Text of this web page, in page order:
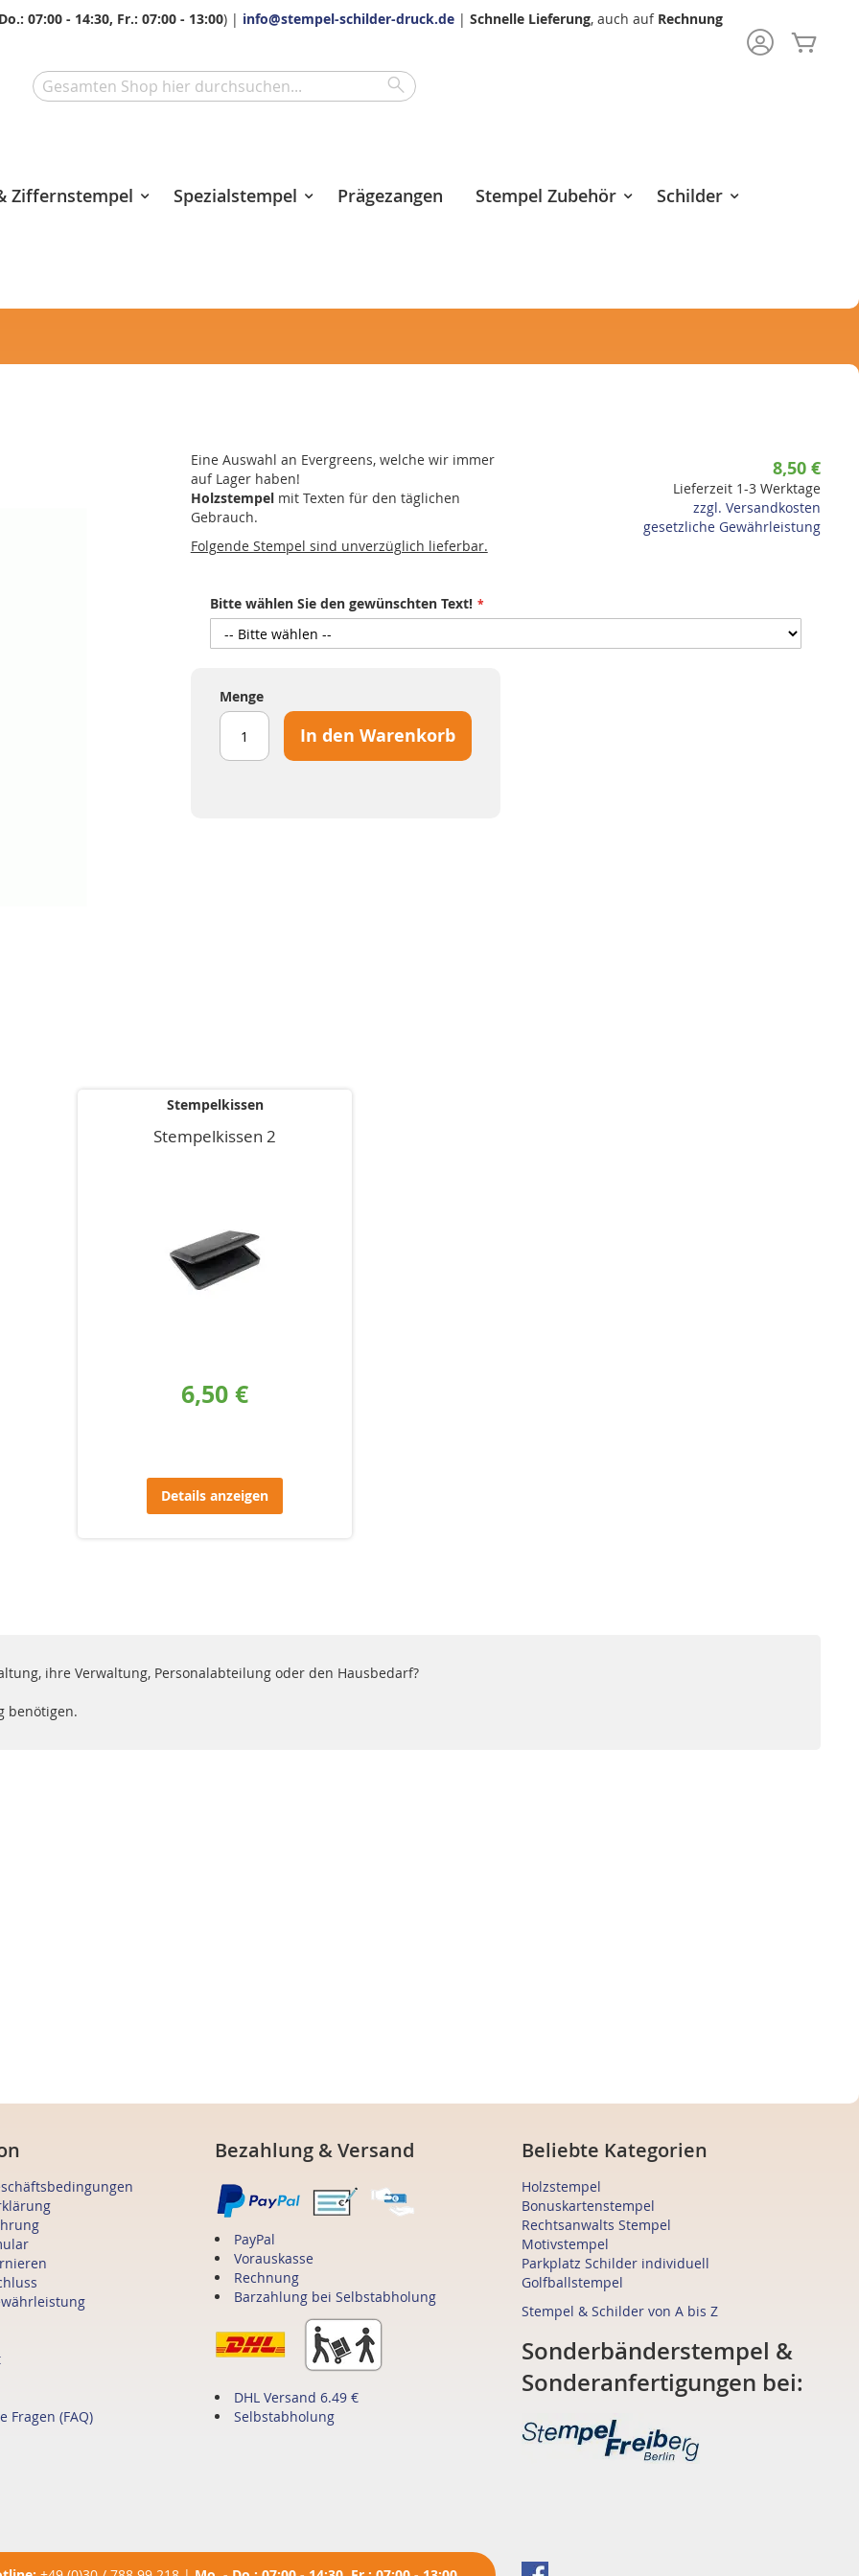
07:00 - 14:30, Fr.: 07:00 - 13:00) | info@stempel-schilder-druck.de | Schnelle Lieferung, auch auf Rechnung
Search
Ziffernstempel Spezialstempel Prägezangen Stempel Zubehör Schilder
8,50 €
Lieferzeit 1-3 Werktage
zzgl. Versandkosten
gesetzliche Gewährleistung
Eine Auswahl an Evergreens, welche wir immer
auf Lager haben!
Holzstempelmit Texten für den täglichen
Gebrauch.
Folgende Stempel sind unverzüglich lieferbar.
Bitte wählen Sie den gewünschten Text!
Menge
In den Warenkorb
Stempelkissen
Stempelkissen 2
6,50 €
Details anzeigen
ihre Verwaltung, Personalabteilung oder den Hausbedarf?
benötigen.
Fragen (FAQ)
Bezahlung & Versand
PayPal
Vorauskasse
Rechnung
Barzahlung bei Selbstabholung
DHL Versand 6.49 €
Selbstabholung
Beliebte Kategorien
Holzstempel
Bonuskartenstempel
Rechtsanwalts Stempel
Motivstempel
Parkplatz Schilder individuell
Golfballstempel
Stempel & Schilder von A bis Z
Sonderbänderstempel &
Sonderanfertigungen bei: